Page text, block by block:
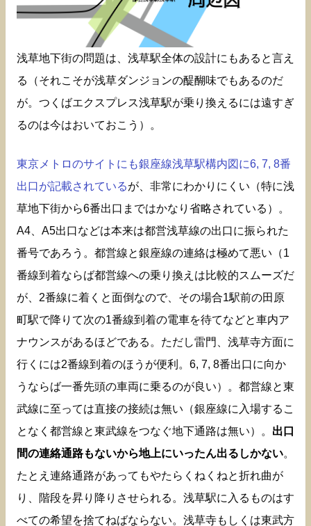
浅草地下街の問題は、浅草駅全体の設計にもあると言え
る（それこそが浅草ダンジョンの醍醐味でもあるのだ
が。つくばエクスプレス浅草駅が乗り換えるには遠すぎ
るのは今はおいておこう）。
東京メトロのサイトにも銀座線浅草駅構内図に6, 7, 8番
出口が記載されているが、非常にわかりにくい（特に浅
草地下街から6番出口まではかなり省略されている）。
A4、A5出口などは本来は都営浅草線の出口に振られた
番号であろう。都営線と銀座線の連絡は極めて悪い（1
番線到着ならば都営線への乗り換えは比較的スムーズだ
が、2番線に着くと面倒なので、その場合1駅前の田原
町駅で降りて次の1番線到着の電車を待てなどと車内ア
ナウンスがあるほどである。ただし雷門、浅草寺方面に
行くには2番線到着のほうが便利。6, 7, 8番出口に向か
うならば一番先頭の車両に乗るのが良い）。都営線と東
武線に至っては直接の接続は無い（銀座線に入場するこ
となく都営線と東武線をつなぐ地下通路は無い）。 出口
間の連絡通路もないから地上にいったん出るしかない。
たとえ連絡通路があってもやたらくねくねと折れ曲が
り、階段を昇り降りさせられる。浅草駅に入るものはす
べての希望を捨てねばならない。浅草寺もしくは東武方